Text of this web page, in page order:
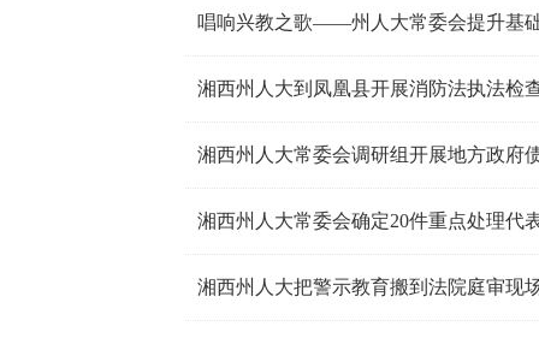
唱响兴教之歌——州人大常委会提升基
湘西州人大到凤凰县开展消防法执法检
湘西州人大常委会调研组开展地方政府
湘西州人大常委会确定20件重点处理代
湘西州人大把警示教育搬到法院庭审现